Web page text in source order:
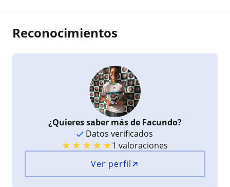
Reconocimientos
¿Quieres saber más de Facundo?
Datos verificados
★★★★★1 valoraciones
Ver perfil